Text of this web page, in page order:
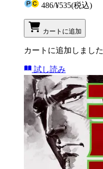
486/¥535(税込)
カートに追加
カートに追加しました
試し読み